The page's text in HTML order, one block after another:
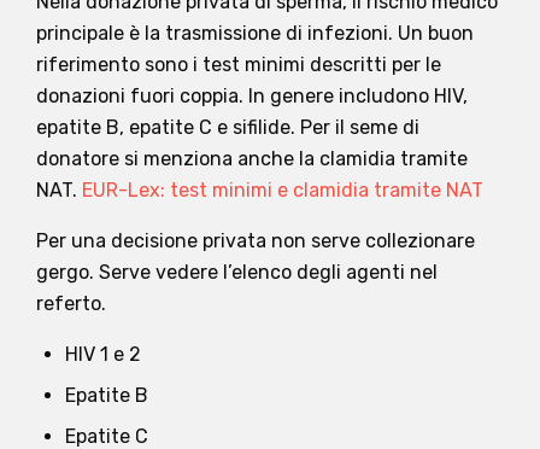
principale è la trasmissione di infezioni. Un buon
riferimento sono i test minimi descritti per le
donazioni fuori coppia. In genere includono HIV,
epatite B, epatite C e sifilide. Per il seme di
donatore si menziona anche la clamidia tramite
NAT. EUR-Lex: test minimi e clamidia tramite NAT
Per una decisione privata non serve collezionare
gergo. Serve vedere l’elenco degli agenti nel
referto.
HIV 1 e 2
Epatite B
Epatite C